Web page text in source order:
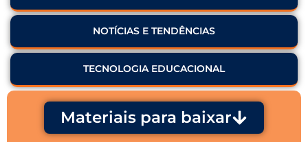
NOTÍCIAS E TENDÊNCIAS
TECNOLOGIA EDUCACIONAL
Materiais para baixar